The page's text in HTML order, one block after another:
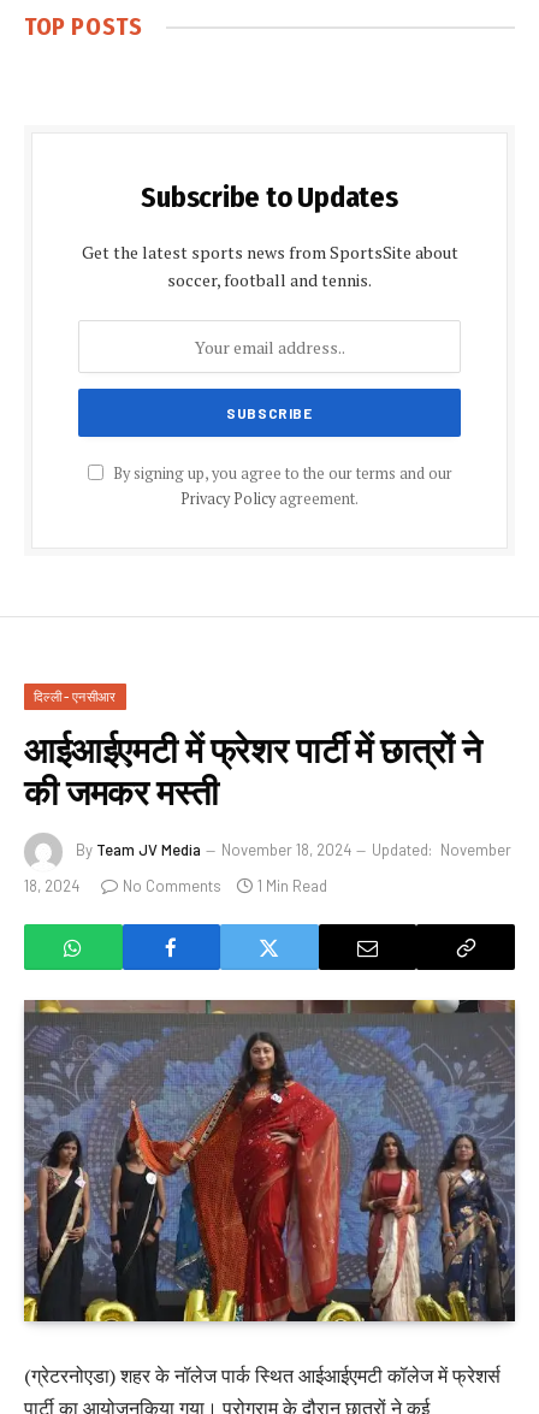
TOP POSTS
Subscribe to Updates
Get the latest sports news from SportsSite about
soccer, football and tennis.
By signing up, you agree to the our terms and our
Privacy Policyagreement.
दिल्ली - एनसीआर
आईआईएमटी में फ्रेशर पार्टी में छात्रों ने
की जमकर मस्ती
By Team JV Media November 18, 2024 Updated: November
18, 2024
No Comments 1 Min Read
(ग्रेटरनोएडा) शहर के नॉलेज पार्क स्थित आईआईएमटी कॉलेज में फ्रेशर्स
पार्टी का आयोजनकिया गया। प्रोग्राम के दौरान छात्रों ने कई